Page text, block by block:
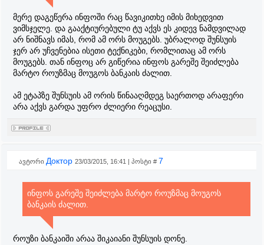
მერე დაგეწერა ინფოში რაც წავიკითხე იმის მიხედვით
ვიმსჯელე. და გააქტიურებული ტუ აქვს ეს კიდევ ნამდვილად
არ ნიშნავს იმას, რომ ამ ორს მოუგებს. უბრალოდ შუნსუის
ჯერ არ უჩვენებია ისეთი ტექნიკები, რომლითაც ამ ორს
მოუგებს. თან ინფოც არ გიწერია ინფოს გარეშე შეიძლება
მარტო როუზმაც მოუგოს ბანკაის ძალით.
ამ ეტაპზე შუნსუის ამ ორის წინააღმდეგ საერთოდ არაფერი
არა აქვს გარდა უფრო ძლიერი რეაცუსი.
ავტორი Доктор 23/03/2015, 16:41 | პოსტი # 7
ინფოს გარეშე შეიძლება მარტო როუზმაც მოუგოს
ბანკაის ძალით.
როუზი ბანკაიში არაა შიკაიანი შუნსუის დონე.